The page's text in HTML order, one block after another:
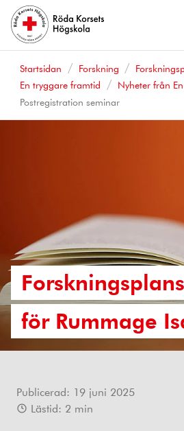
Startsidan Forskning
En tryggare framtid
Nyheter från
Postregistration seminar
för Rummage
Publicerad: 19 juni 2025
Lästid: 2 min